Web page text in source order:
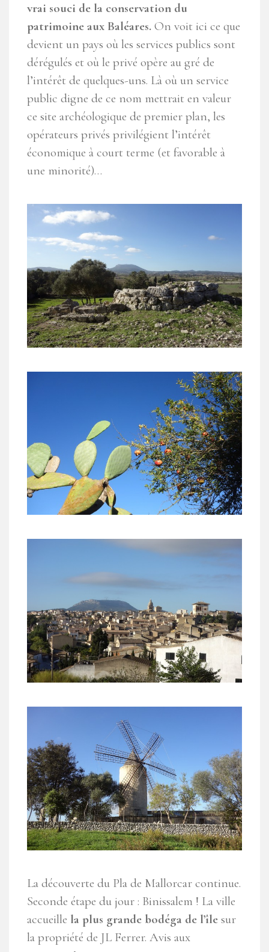
vrai souci de la conservation du
patrimoine aux Baléares. On voit ici ce que
devient un pays où les services publics sont
dérégulés et où le privé opère au gré de
l’intérêt de quelques-uns. Là où un service
public digne de ce nom mettrait en valeur
ce site archéologique de premier plan, les
opérateurs privés privilégient l’intérêt
économique à court terme (et favorable à
une minorité)…
La découverte du Pla de Mallorcar continue.
Seconde étape du jour : Binissalem ! La ville
accueille la plus grande bodéga de l’île sur
la propriété de JL Ferrer. Avis aux